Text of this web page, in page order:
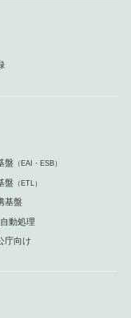
盤 （EAI・ESB）
盤 （ETL）
基盤
動処理
庁向け